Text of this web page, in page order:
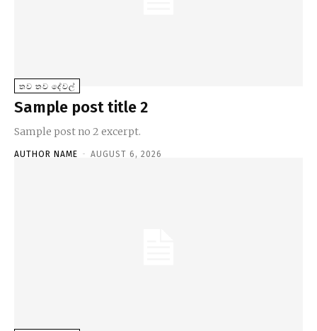
තව තව දේවල්
Sample post title 2
Sample post no 2 excerpt.
AUTHOR NAME - AUGUST 6, 2026